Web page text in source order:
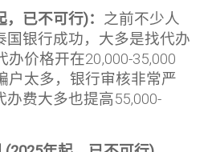
已不可行)： 之前不少人
国银行成功，大多是找代办
价格开在20,000-35,000
户太多，银行审核非常严
费大多也提高55,000-